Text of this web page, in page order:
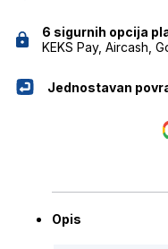
6 sigurnih opcija
KEKS Pay, Aircash,
Jednostavan
Opis